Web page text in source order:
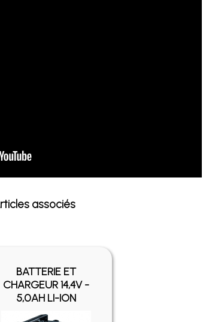
associés
BATTERIE ET
CHARGEUR 14,4V -
5,0AH LI-ION